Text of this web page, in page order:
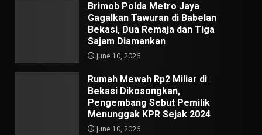
Brimob Polda Metro Jaya
Gagalkan Tawuran di Babelan
Bekasi, Dua Remaja dan Tiga
Sajam Diamankan
June 10, 2026
Rumah Mewah Rp2 Miliar di
Bekasi Dikosongkan,
Pengembang Sebut Pemilik
Menunggak KPR Sejak 2024
June 10, 2026